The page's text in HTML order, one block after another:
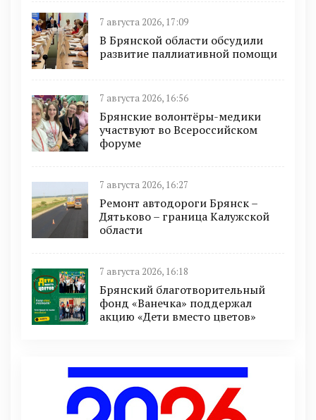
7 августа 2026, 17:09
В Брянской области обсудили
развитие паллиативной помощи
7 августа 2026, 16:56
Брянские волонтёры-медики
участвуют во Всероссийском
форуме
7 августа 2026, 16:27
Ремонт автодороги Брянск –
Дятьково – граница Калужской
области
7 августа 2026, 16:18
Брянский благотворительный
фонд «Ванечка» поддержал
акцию «Дети вместо цветов»